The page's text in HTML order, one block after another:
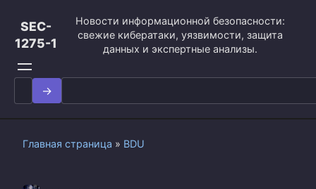
контенту
SEC-
1275-1
Новости информационной безопасности:
свежие кибератаки, уязвимости, защита
данных и экспертные анализы.
Search
for:
Главная страница » BDU